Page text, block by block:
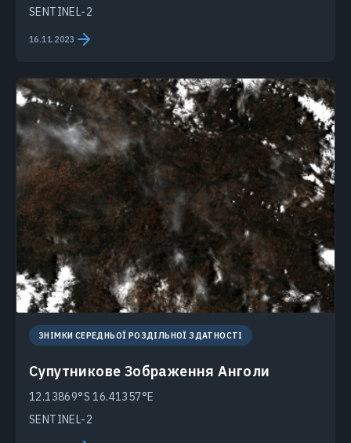
SENTINEL-2
16.11.2023
ЗНІМКИ СЕРЕДНЬОЇ РОЗДІЛЬНОЇ ЗДАТНОСТІ
Супутникове Зображення Анголи
12.13869°S 16.41357°E
SENTINEL-2